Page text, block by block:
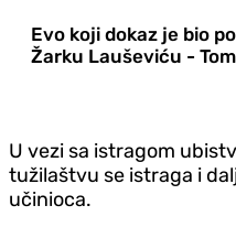
Evo koji dokaz je bio
Žarku Lauševiću -
U vezi sa istragom
tužilaštvu se istraga i
učinioca.